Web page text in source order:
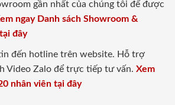
gần nhất của chúng tôi để được
ngay Danh sách Showroom &
đây
đến hotline trên website. Hỗ trợ
Video Zalo để trực tiếp tư vấn. Xem
nhân viên tại đây